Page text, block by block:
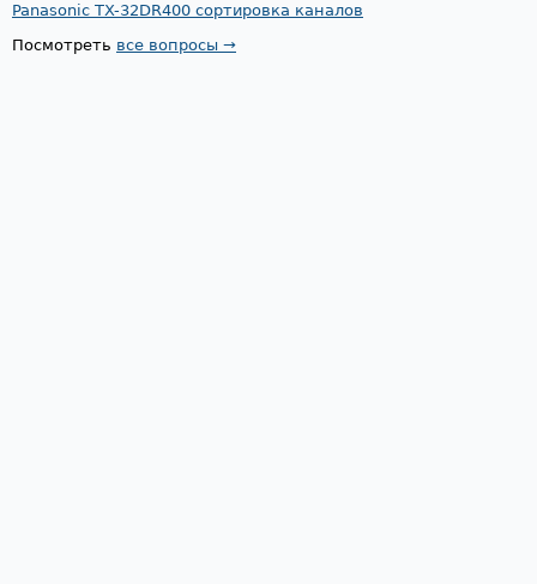
Panasonic TX-32DR400 сортировка каналов
Посмотреть все вопросы →